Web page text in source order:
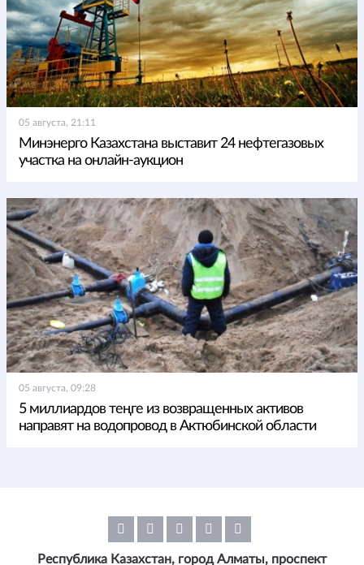
05 августа, 21:11
Минэнерго Казахстана выставит 24 нефтегазовых
участка на онлайн-аукцион
05 августа, 09:28
5 миллиардов теңге из возвращенных активов
направят на водопровод в Актюбинской области
Республика Казахстан, город Алматы, проспект